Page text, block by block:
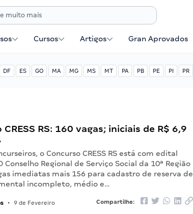
Cursos Artigos Gran Aprovados
DF ES GO MA MG MS MT PA PB PE PI PR
RS: 160 vagas; iniciais de R$ 6,9
o Concurso CRESS RS está com edital
Conselho Regional de Serviço Social da 10ª Região
imediatas mais 156 para cadastro de reserva de
incompleto, médio e…
• 9 de Fevereiro Compartilhe: